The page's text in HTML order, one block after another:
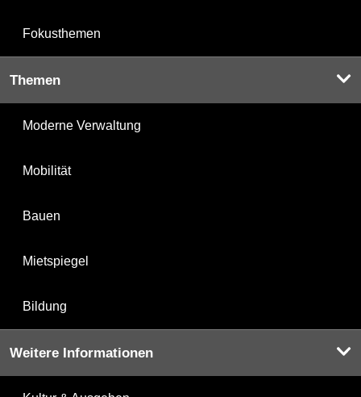
Fokusthemen
Themen
Moderne Verwaltung
Mobilität
Bauen
Mietspiegel
Bildung
Weitere Informationen